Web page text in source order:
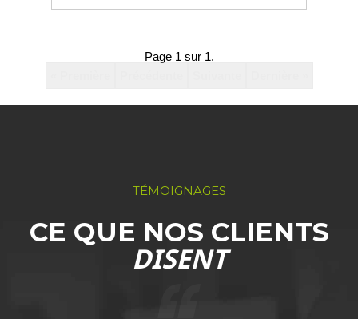
Page 1 sur 1.
TÉMOIGNAGES
CE QUE NOS CLIENTS
DISENT